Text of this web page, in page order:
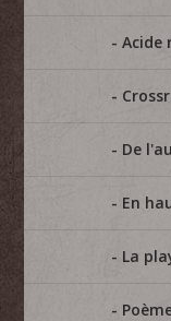
Acide
De
En
La